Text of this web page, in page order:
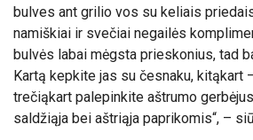
bulves ant grilio vos su keliais
namiškiai ir svečiai negailės
bulvės labai mėgsta prieskonius, tad
Kartą kepkite jas su česnaku, kitąkart
trečiąkart palepinkite aštrumo
saldžiąja bei aštriąja paprikomis“, –